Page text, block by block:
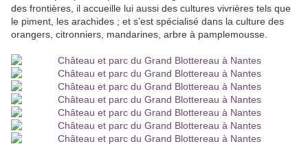
des frontières, il accueille lui aussi des cultures vivrières tels que
le piment, les arachides ; et s’est spécialisé dans la culture des
orangers, citronniers, mandarines, arbre à pamplemousse.